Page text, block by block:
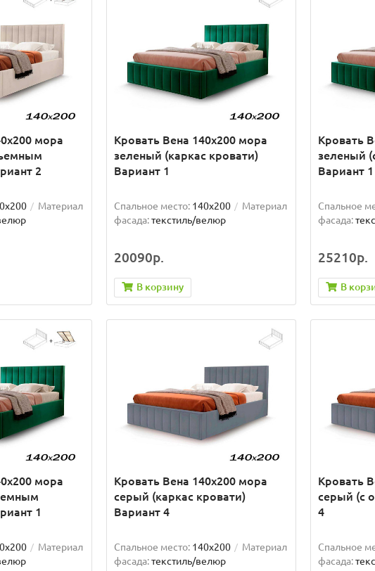
мора
2
Материал
Кровать Вена 140х200 мора
зеленый (каркас кровати)
Вариант 1
Спальное место: 140x200
Материал
фасада:текстиль/велюр
20090р.
В корзину
Кровать
зеленый
Вариант 1
Спальное
фасада:
25210р.
В
мора
1
Материал
Кровать Вена 140х200 мора
серый (каркас кровати)
Вариант 4
Спальное место: 140x200
Материал
фасада:текстиль/велюр
Кровать
серый (с
4
Спальное
фасада: